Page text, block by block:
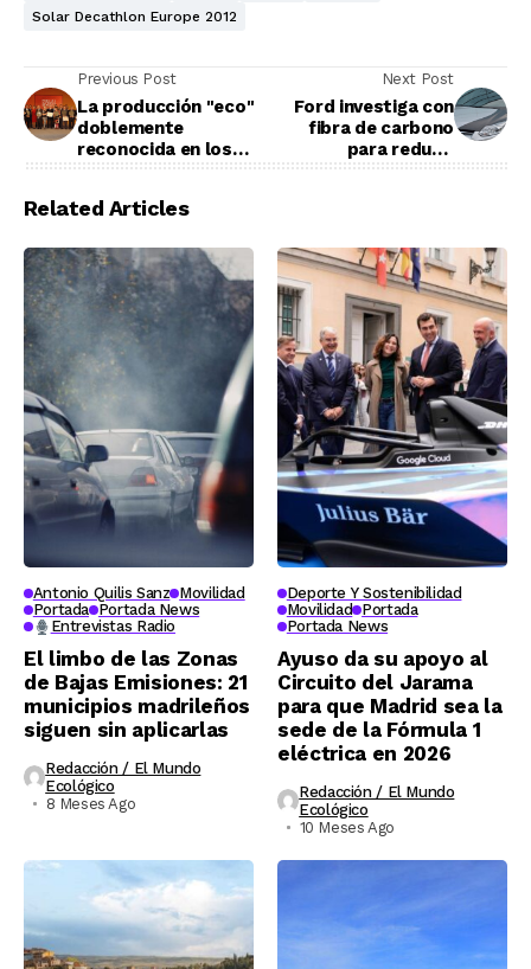
Solar Decathlon Europe 2012
Previous Post
La producción "eco"
doblemente
reconocida en los
Next Post
Ford investiga con
fibra de carbono
para reducir
Related Articles
Antonio Quilis Sanz Movilidad
Portada Portada News
Entrevistas Radio
El limbo de las Zonas
de Bajas Emisiones: 21
municipios madrileños
siguen sin aplicarlas
Redacción / El Mundo
Ecológico
8 Meses Ago
Deporte Y Sostenibilidad
Movilidad Portada
Portada News
Ayuso da su apoyo al
Circuito del Jarama
para que Madrid sea la
sede de la Fórmula 1
eléctrica en 2026
Redacción / El Mundo
Ecológico
10 Meses Ago